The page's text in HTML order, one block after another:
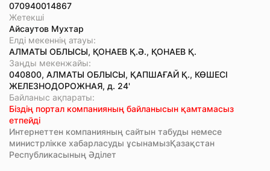
070940014867
Жетекші
Айсаутов Мухтар
Елді мекеннің атауы:
АЛМАТЫ ОБЛЫСЫ, ҚОНАЕВ Қ.Ә., ҚОНАЕВ Қ.
Заңды мекенжайы:
040800, АЛМАТЫ ОБЛЫСЫ, ҚАПШАҒАЙ Қ., КӨШЕСІ
ЖЕЛЕЗНОДОРОЖНАЯ, д. 24'
Байланыс ақпараты:
Біздің портал компанияның байланысын қамтамасыз
етпейді
Интернеттен компанияның сайтын табуды немесе
министрлікке хабарласуды ұсынамызҚазақстан
Республикасының Әділет